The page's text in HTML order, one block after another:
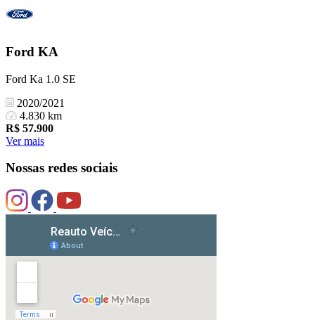
Ford KA
Ford Ka 1.0 SE
2020/2021
4.830 km
R$ 57.900
Ver mais
Nossas redes sociais